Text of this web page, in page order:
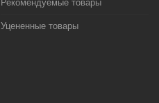
Рекомендуемые товары
Уцененные товары